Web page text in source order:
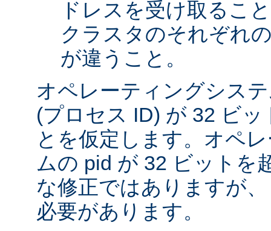
ドレスを受け取るこ
クラスタのそれぞれ
が違うこと。
オペレーティングシス
(プロセス ID) が 32 ビ
とを仮定します。オペ
ムの pid が 32 ビットを
な修正ではありますが
必要があります。